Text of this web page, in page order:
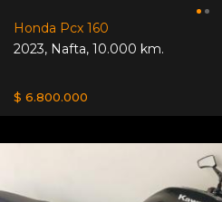
Honda Pcx 160
2023, Nafta, 10.000 km.
$ 6.800.000